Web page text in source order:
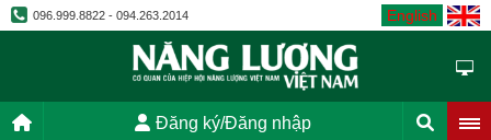
096.999.8822 - 094.263.2014 English
Đăng ký/Đăng nhập